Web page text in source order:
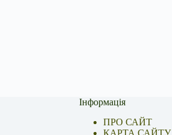
Інформація
ПРО САЙТ
КАРТА САЙТУ